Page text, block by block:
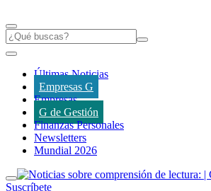
Últimas Noticias
Empresas G
Empresas
G de Gestión
Finanzas Personales
Newsletters
Mundial 2026
Suscríbete